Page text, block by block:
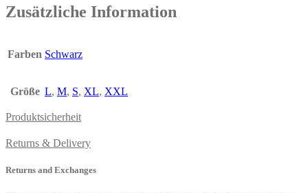
Zusätzliche Information
Farben Schwarz
Größe L, M, S, XL, XXL
Produktsicherheit
Returns & Delivery
Returns and Exchanges